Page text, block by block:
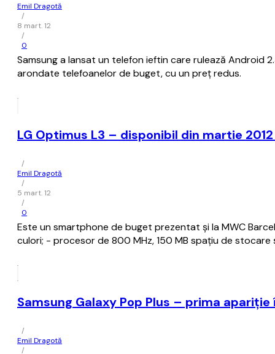
Emil Dragotă
/
8 mart. 12
/
0
Samsung a lansat un telefon ieftin care rulează Android
arondate telefoanelor de buget, cu un preț redus.
LG Optimus L3 – disponibil din martie
/
Emil Dragotă
/
5 mart. 12
/
0
Este un smartphone de buget prezentat și la MWC
culori; - procesor de 800 MHz, 150 MB spațiu de stocare
Samsung Galaxy Pop Plus – prima
/
Emil Dragotă
/